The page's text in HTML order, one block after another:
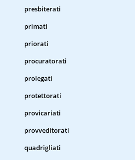
presbiterati
primati
priorati
procuratorati
prolegati
protettorati
provicariati
provveditorati
quadrigliati